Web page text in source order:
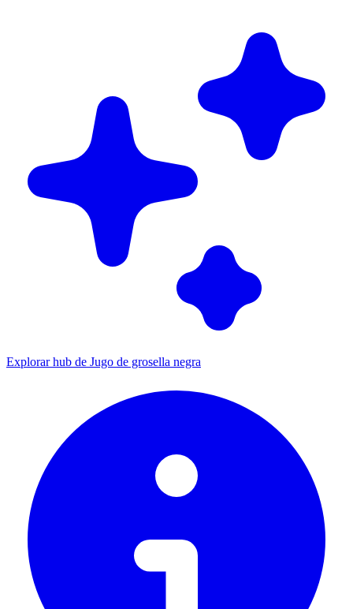
Explorar hub de Jugo de grosella negra